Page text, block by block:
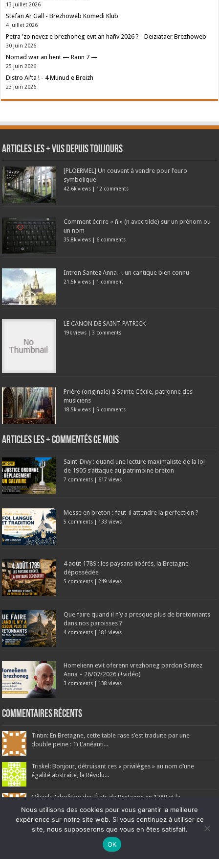
13 juillet 2026
Stefan Ar Gall - Brezhoweb Komedi Klub
4 juillet 2026
Petra 'zo nevez e brezhoneg evit an hañv 2026 ? - Deiziataer Brezhoweb
30 juin 2026
Nomad war an hent — Rann 7 —
25 juin 2026
Distro Ai'ta ! - 4 Munud e Breizh
23 juin 2026
Articles les + vus depuis toujours
[PLOERMEL] Un couvent à vendre pour l’euro
symbolique
42.6k views | 12 comments
Comment écrire « ñ » (n avec tilde) sur un prénom ou
un nom
35.8k views | 6 comments
Intron Santez Anna… un cantique bien connu
21.5k views | 1 comment
LE CANON DE SAINT PATRICK
19k views | 3 comments
Prière (originale) à Sainte Cécile, patronne des
musiciens
18.5k views |5 comments
Articles les + commentés ce mois
Saint-Divy : quand une lecture maximaliste de la loi
de 1905 s’attaque au patrimoine breton
7 comments | 617 views
Messe en breton : faut-il attendre la perfection ?
5 comments | 133 views
4 août 1789 : les paysans libérés, la Bretagne
dépossédée
5 comments | 249 views
Que faire quand il n’y a presque plus de bretonnants
dans nos paroisses ?
4 comments | 181 views
Homelienn evit oferenn vrezhoneg pardon Santez
Anna – 26/07/2026 (+vidéo)
3 comments | 138 views
Commentaires récents
Tintin: En Bretagne, cette table rase s’est traduite par une
double peine : 1) L’anéanti...
Triskel: Bonjour, détruisant ces « privilèges » au nom d’une
égalité abstraite, la Révolu...
Mikael: L'abolition des États de Bretagne en 1789 et la
suppression des libertés locales...
Jules Allix: L’historiographie officielle nous présente volontiers
1789 comme l'aube radieuse...
Ne manquez pas la nouveauté de Bernard Rio "LA REVOLUTION DES
CLIQUEZ ICI POUR EN SAVOIR PLUS
Nous utilisons des cookies pour vous garantir la meilleure
expérience sur notre site web. Si vous continuez à utiliser ce
site, nous supposerons que vous en êtes satisfait.
OK